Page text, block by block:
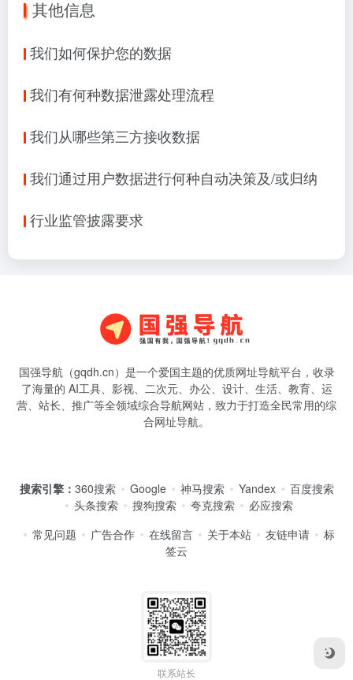
其他信息
我们如何保护您的数据
我们有何种数据泄露处理流程
我们从哪些第三方接收数据
我们通过用户数据进行何种自动决策及/或归纳
行业监管披露要求
国强导航（gqdh.cn）是一个爱国主题的优质网址导航平台，收录
了海量的 AI工具、影视、二次元、办公、设计、生活、教育、运
营、站长、推广等全领域综合导航网站，致力于打造全民常用的综
合网址导航。
搜索引擎： 360搜索 Google 神马搜索 Yandex
百度搜索
头条搜索
搜狗搜索 夸克搜索
必应搜索
常见问题
广告合作 在线留言 关于本站 友链申请
标
签云
联系站长